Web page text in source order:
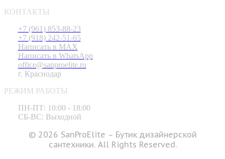
КОНТАКТЫ
+7 (961) 853-88-23
+7 (918) 242-51-65
Написать в MAX
Написать в WhatsApp
office@sanproelite.ru
г. Краснодар
РЕЖИМ РАБОТЫ
ПН-ПТ: 10:00 - 18:00
СБ-ВС: Выходной
© 2026 SanProElite – Бутик дизайнерской
сантехники. All Rights Reserved.